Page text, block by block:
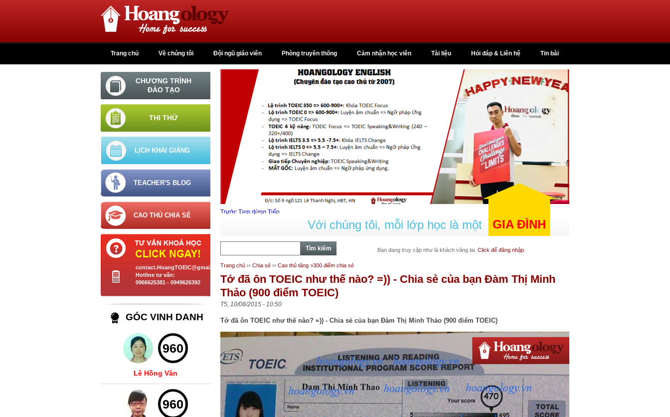
Trang chủ Về chúng tôi Đội ngũ giáo viên Phòng truyền thống Cảm nhận học viên Tài liệu Hỏi đáp & Liên hệ Tin bài
CHƯƠNG TRÌNH
ĐÀO TẠO
THI THỬ
LỊCH KHAI GIẢNG
TEACHER'S BLOG
CAO THỦ CHIA SẺ
contact.HoangTOEIC@gmail.com
Hotline tư vấn:
0966625381 - 0949626392
GÓC VINH DANH
960
Lê Hồng Vân
960
Trước Tạm dừng Tiếp
Với chúng tôi, mỗi lớp học là một GIA ĐÌNH
Bạn đang truy cập như là khách vãng lai. Click để đăng nhập
Bạn đang ở đây
Trang chủ ›› Chia sẻ ›› Cao thủ tăng >300 điểm chia sẻ
Tớ đã ôn TOEIC như thế nào? =)) - Chia sẻ của bạn Đàm Thị Minh
Thảo (900 điểm TOEIC)
T5, 10/08/2015 - 10:50
Tớ đã ôn TOEIC như thế nào? =)) - Chia sẻ của bạn Đàm Thị Minh Thảo (900 điểm TOEIC)